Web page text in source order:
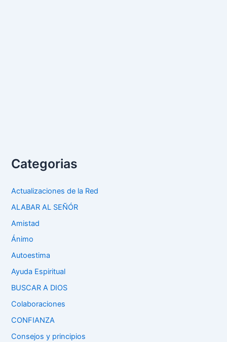
Categorias
Actualizaciones de la Red
ALABAR AL SEÑÓR
Amistad
Ánimo
Autoestima
Ayuda Espiritual
BUSCAR A DIOS
Colaboraciones
CONFIANZA
Consejos y principios